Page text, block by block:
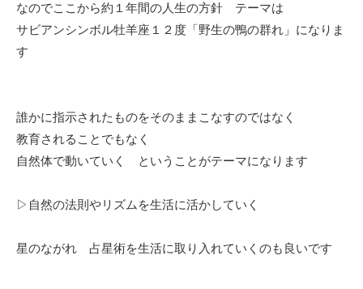
なのでここから約１年間の人生の方針 テーマは
サビアンシンボル牡羊座１２度「野生の鴨の群れ」になりま
す
誰かに指示されたものをそのままこなすのではなく
教育されることでもなく
自然体で動いていく ということがテーマになります
▷自然の法則やリズムを生活に活かしていく
星のながれ 占星術を生活に取り入れていくのも良いです